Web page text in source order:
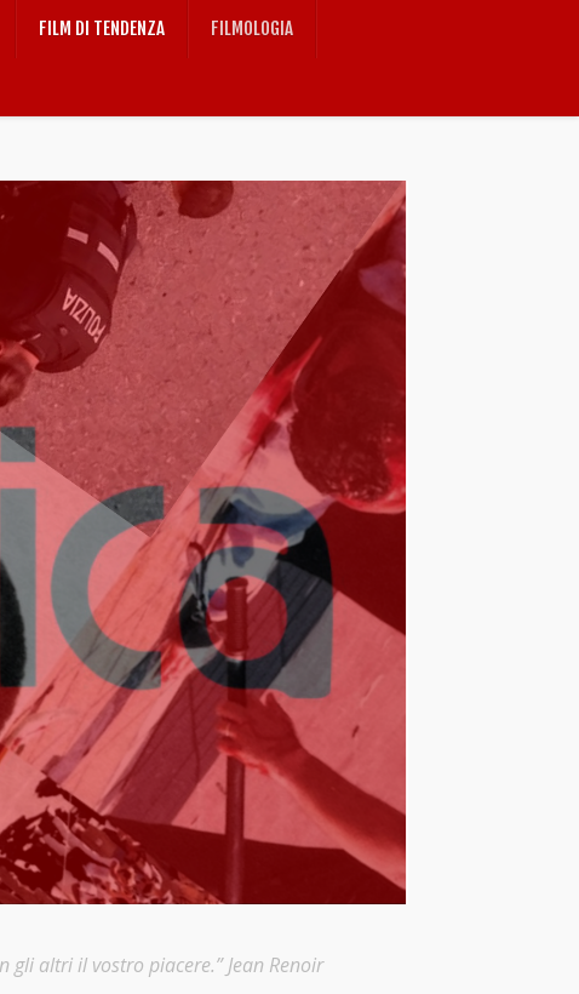
FILM DI TENDENZA FILMOLOGIA
altri il vostro piacere.” Jean Renoir